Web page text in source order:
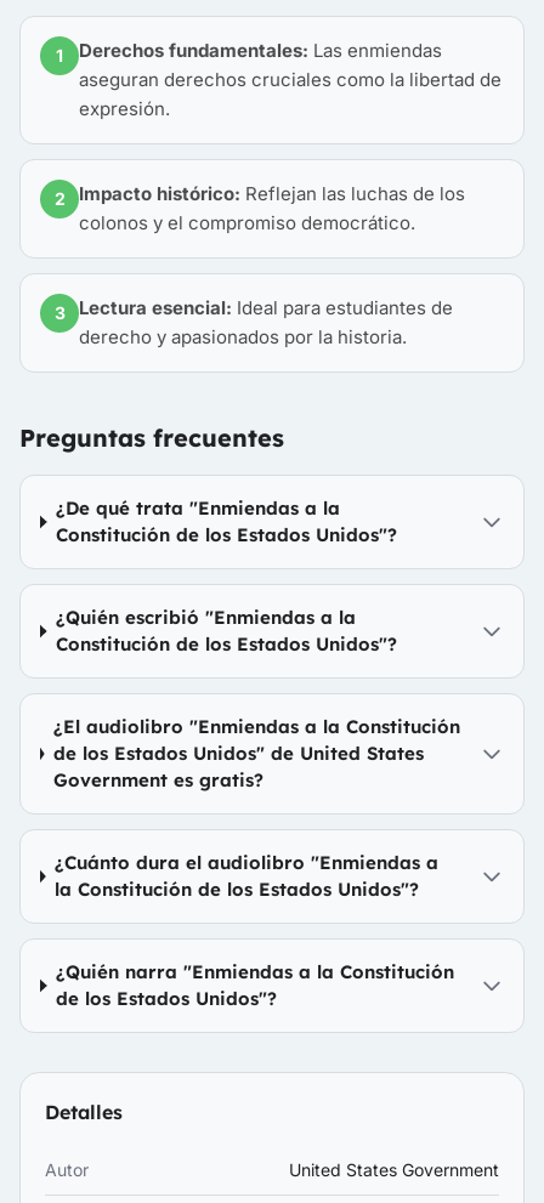
1 Derechos fundamentales: Las enmiendas
aseguran derechos cruciales como la libertad de
expresión.
2 Impacto histórico: Reflejan las luchas de los
colonos y el compromiso democrático.
3 Lectura esencial: Ideal para estudiantes de
derecho y apasionados por la historia.
Preguntas frecuentes
¿De qué trata "Enmiendas a la
Constitución de los Estados Unidos"?
¿Quién escribió "Enmiendas a la
Constitución de los Estados Unidos"?
¿El audiolibro "Enmiendas a la Constitución
de los Estados Unidos" de United States
Government es gratis?
¿Cuánto dura el audiolibro "Enmiendas a
la Constitución de los Estados Unidos"?
¿Quién narra "Enmiendas a la Constitución
de los Estados Unidos"?
Detalles
Autor United States Government